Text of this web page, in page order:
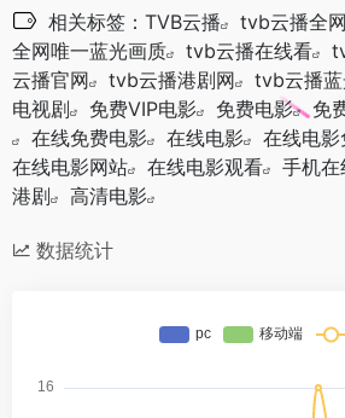
相关标签： TVB云播 tvb云播全
全网唯一蓝光画质
tvb云播在线看
云播官网
tvb云播港剧网 tvb云播
电视剧
免费VIP电影 免费电影 免
在线免费电影
在线电影 在线电影
在线电影网站
在线电影观看 手机
港剧
高清电影
数据统计